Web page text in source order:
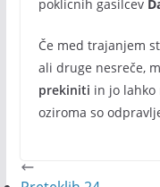
poklicnih gasilcev
Če med trajanjem
ali druge nesreče,
prekiniti in jo lahko
oziroma so